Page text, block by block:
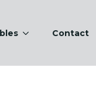
Contact